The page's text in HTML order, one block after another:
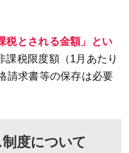
税とされる金額」とい
課税限度額（1月あたり
請求書等の保存は必要
度について